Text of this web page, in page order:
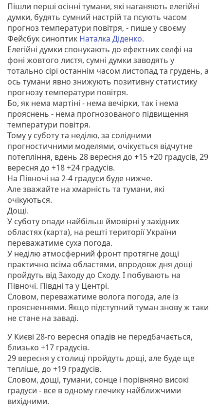
Пішли перші осінні тумани, які наганяють елегійні
думки, будять сумний настрій та псують часом
прогноз температури повітря, - пише у своєму
Фейсбук синоптик Наталка Діденко.
Елегійні думки спонукають до ефектних селфі на
фоні жовтого листя, сумні думки заводять у
тотально сірі останнім часом листопад та грудень, а
ось тумани явно знижують позитивну статистику
прогнозу температури повітря.
Бо, як нема мартіні - нема вечірки, так і нема
прояснень - нема прогнозованого підвищення
температури повітря.
Тому у суботу та неділю, за солідними
прогностичними моделями, очікується відчутне
потепління, вдень 28 вересня до +15 +20 градусів, 29
вересня до +18 +24 градусів.
На Півночі на 2-4 градуси буде нижче.
Але зважайте на хмарність та тумани, які
очікуються.
Дощі.
У суботу опади найбільш ймовірні у західних
областях (карта), на решті території України
переважатиме суха погода.
У неділю атмосферний фронт протягне дощі
практично всіма областями, впродовж дня дощі
пройдуть від Заходу до Сходу. І побувають на
Півночі. Півдні та у Центрі.
Словом, переважатиме волога погода, але із
проясненнями. Якщо підступний туман знову ж таки
не стане на заваді.
У Києві 28-го вересня опадів не передбачається,
близько +17 градусів.
29 вересня у столиці пройдуть дощі, але буде ще
тепліше, до +19 градусів.
Словом, дощі, тумани, сонце і порівняно високі
градуси - все в одному глечику найближчими
вихідними.